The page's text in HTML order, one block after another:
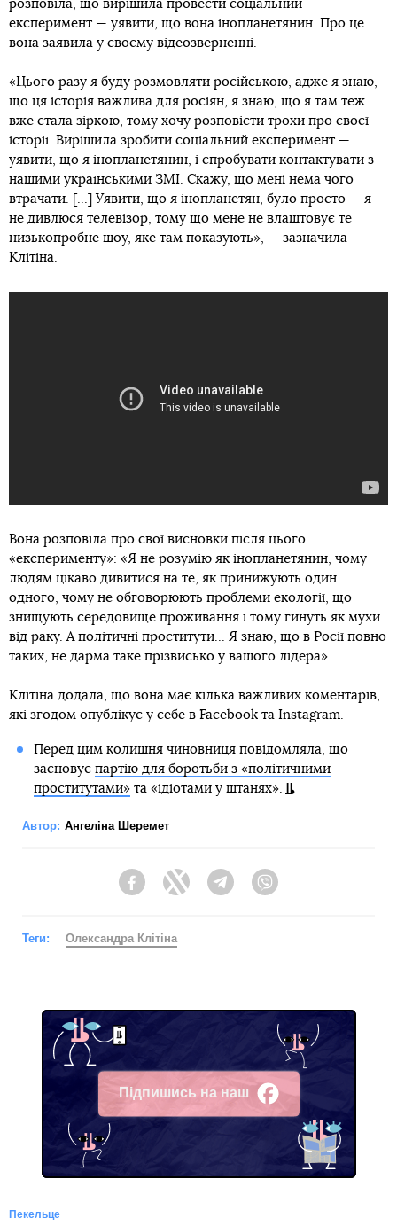
розповіла, що вирішила провести соціальний
експеримент — уявити, що вона інопланетянин. Про це
вона заявила у своєму відеозверненні.
«Цього разу я буду розмовляти російською, адже я знаю,
що ця історія важлива для росіян, я знаю, що я там теж
вже стала зіркою, тому хочу розповісти трохи про своєї
історії. Вирішила зробити соціальний експеримент —
уявити, що я інопланетянин, і спробувати контактувати з
нашими українськими ЗМІ. Скажу, що мені нема чого
втрачати. [...] Уявити, що я інопланетян, було просто — я
не дивлюся телевізор, тому що мене не влаштовує те
низькопробне шоу, яке там показують», — зазначила
Клітіна.
Вона розповіла про свої висновки після цього
«експерименту»: «Я не розумію як інопланетянин, чому
людям цікаво дивитися на те, як принижують один
одного, чому не обговорюють проблеми екології, що
знищують середовище проживання і тому гинуть як мухи
від раку. А політичні проститути... Я знаю, що в Росії повно
таких, не дарма таке прізвисько у вашого лідера».
Клітіна додала, що вона має кілька важливих коментарів,
які згодом опублікує у себе в Facebook та Instagram.
Перед цим колишня чиновниця повідомляла, що
засновує партію для боротьби з «політичними
проститутами»та «ідіотами у штанях».
Автор: Ангеліна Шеремет
FacebookTwitter Telegram
Теги: Олександра Клітіна
Підпишись на наш
Facebook
Пекельце